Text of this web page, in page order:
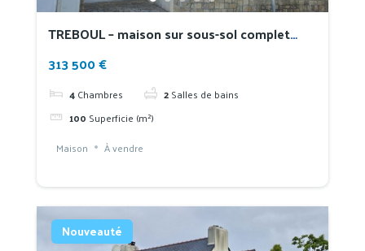
TREBOUL – maison sur sous-sol complet
313 500 €
4Chambres 2Salles de bains
100 Superficie (m²)
Maison
À vendre
Nouveauté